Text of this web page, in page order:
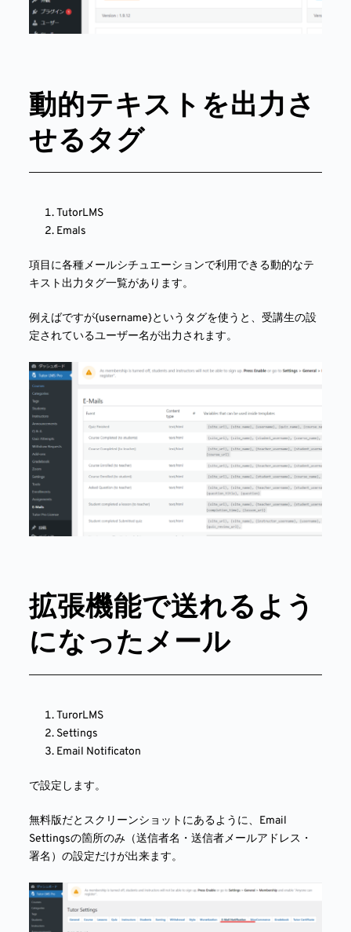
動的テキストを出力さ
せるタグ
TutorLMS
Emals
項目に各種メールシチュエーションで利用できる動的なテ
キスト出力タグ一覧があります。
例えばですが{username}というタグを使うと、受講生の設
定されているユーザー名が出力されます。
拡張機能で送れるよう
になったメール
TurorLMS
Settings
Email Notificaton
で設定します。
無料版だとスクリーンショットにあるように、Email
Settingsの箇所のみ（送信者名・送信者メールアドレス・
署名）の設定だけが出来ます。